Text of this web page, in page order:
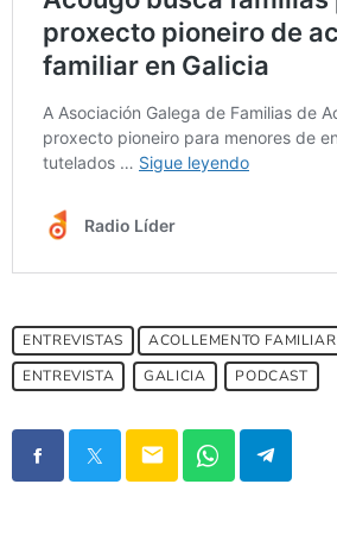
ENTREVISTAS ACOLLEMENTO FAMILIAR
ENTREVISTA
GALICIA PODCAST
email